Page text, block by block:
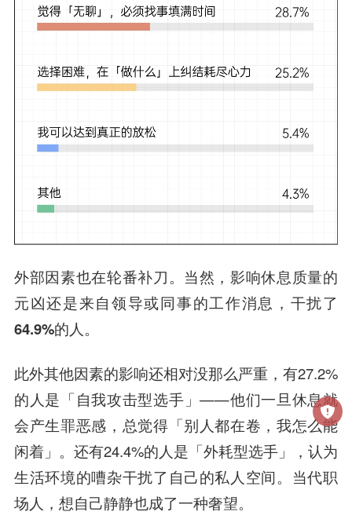
外部因素也在轮番补刀。当然，影响休息质量的
元凶还是来自领导或同事的工作消息，干扰了
64.9%的人。
此外其他因素的影响还相对没那么严重，有27.2%
的人是「自我攻击型选手」——他们一旦休息就
会产生罪恶感，总觉得「别人都在卷，我怎么能
闲着」。还有24.4%的人是「外耗型选手」，认为
生活环境的嘈杂干扰了自己的私人空间。当代职
场人，想自己静静也成了一种奢望。